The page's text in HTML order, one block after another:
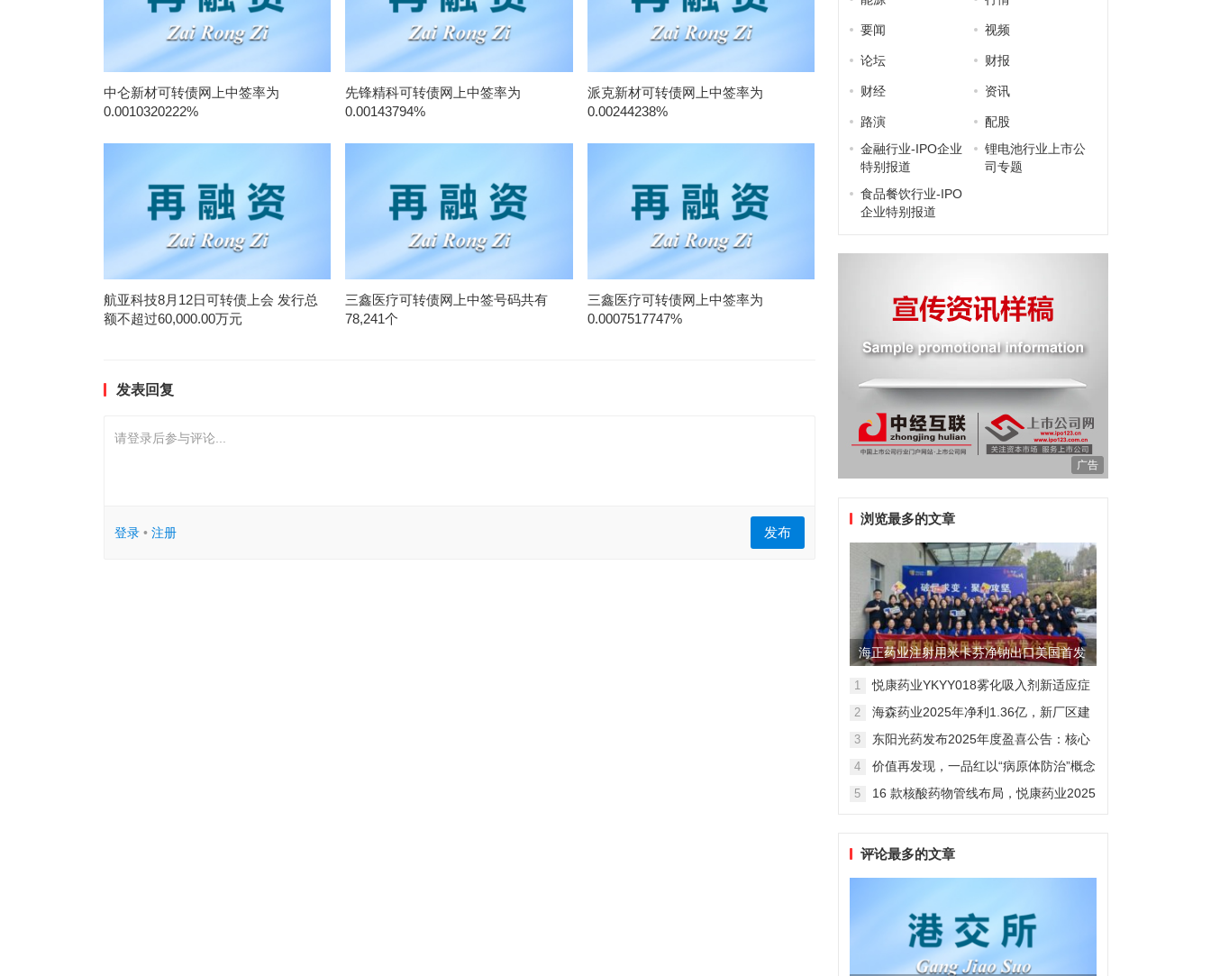
中仑新材可转债网上中签率为
0.0010320222%
先锋精科可转债网上中签率为
0.00143794%
派克新材可转债网上中签率为
0.00244238%
航亚科技8月12日可转债上会 发行总
额不超过60,000.00万元
三鑫医疗可转债网上中签号码共有
78,241个
三鑫医疗可转债网上中签率为
0.0007517747%
发表回复
请登录后参与评论...
登录• 注册 发布
要闻 视频
论坛 财报
财经 资讯
路演
配股
金融行业-IPO企业
特别报道
锂电池行业上市公
司专题
食品餐饮行业-IPO
企业特别报道
广告
浏览最多的文章
海正药业注射用米卡芬净钠出口美国首发
制剂全球化迈出关键一步
1
悦康药业YKYY018雾化吸入剂新适应症
感染防治
2
海森药业2025年净利1.36亿，新厂区建
3
东阳光药发布2025年度盈喜公告：核心
维度
4
价值再发现，一品红以“病原体防治”概念
5
16 款核酸药物管线布局，悦康药业2025
评论最多的文章